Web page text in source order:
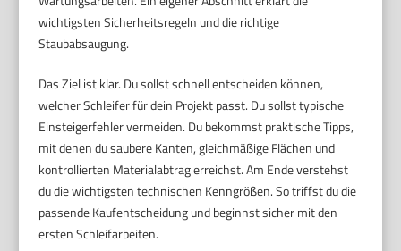
wichtigsten Sicherheitsregeln und die richtige
Staubabsaugung.
Das Ziel ist klar. Du sollst schnell entscheiden können,
welcher Schleifer für dein Projekt passt. Du sollst typische
Einsteigerfehler vermeiden. Du bekommst praktische Tipps,
mit denen du saubere Kanten, gleichmäßige Flächen und
kontrollierten Materialabtrag erreichst. Am Ende verstehst
du die wichtigsten technischen Kenngrößen. So triffst du die
passende Kaufentscheidung und beginnst sicher mit den
ersten Schleifarbeiten.